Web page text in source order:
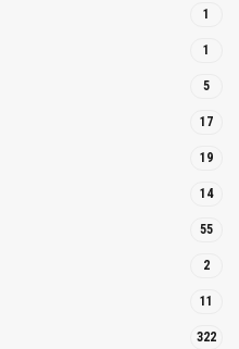
1
1
5
17
19
14
55
2
11
322